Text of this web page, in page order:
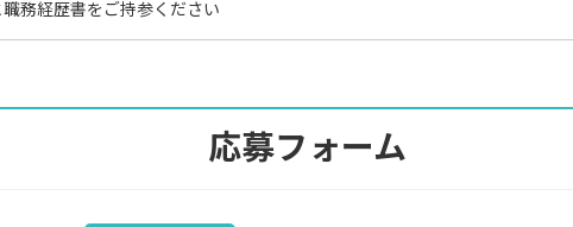
務経歴書をご持参ください
応募フォーム